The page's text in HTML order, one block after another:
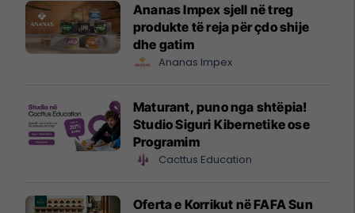
Ananas Impex sjell në treg
produkte të reja për çdo shije
dhe gatim
Ananas Impex
Maturant, puno nga shtëpia!
Studio Siguri Kibernetike ose
Programim
Cacttus Education
Oferta e Korrikut në FAFA Sun